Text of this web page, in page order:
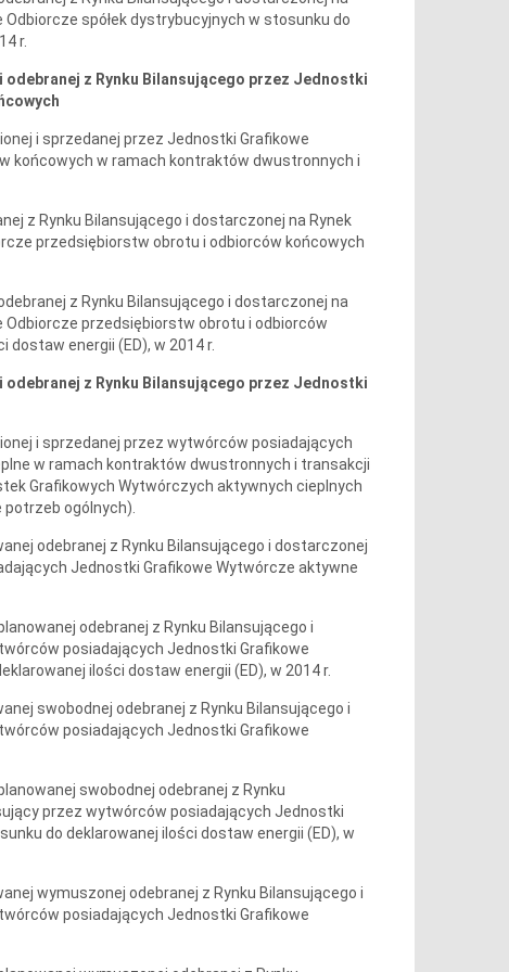
spółek dystrybucyjnych w stosunku do
r.
z Rynku Bilansującego przez Jednostki
i sprzedanej przez Jednostki Grafikowe
końcowych w ramach kontraktów dwustronnych i
z Rynku Bilansującego i dostarczonej na Rynek
przedsiębiorstw obrotu i odbiorców końcowych
z Rynku Bilansującego i dostarczonej na
Odbiorcze przedsiębiorstw obrotu i odbiorców
energii (ED), w 2014 r.
z Rynku Bilansującego przez Jednostki
i sprzedanej przez wytwórców posiadających
w ramach kontraktów dwustronnych i transakcji
Grafikowych Wytwórczych aktywnych cieplnych
ogólnych).
odebranej z Rynku Bilansującego i dostarczonej
Jednostki Grafikowe Wytwórcze aktywne
odebranej z Rynku Bilansującego i
posiadających Jednostki Grafikowe
ilości dostaw energii (ED), w 2014 r.
swobodnej odebranej z Rynku Bilansującego i
posiadających Jednostki Grafikowe
swobodnej odebranej z Rynku
przez wytwórców posiadających Jednostki
do deklarowanej ilości dostaw energii (ED), w
wymuszonej odebranej z Rynku Bilansującego i
posiadających Jednostki Grafikowe